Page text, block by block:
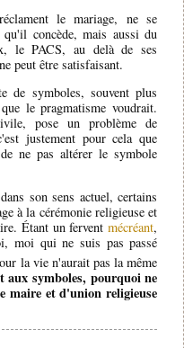
le mariage, ne se
qu'il concède, mais aussi du
le PACS, au delà de ses
peut être satisfaisant.
de symboles, souvent plus
le pragmatisme voudrait.
pose un problème de
justement pour cela que
ne pas altérer le symbole
son sens actuel, certains
à la cérémonie religieuse et
Étant un ferventmécréant,
moi qui ne suis pas passé
la vie n'aurait pas la même
aux symboles, pourquoi ne
maire et d'union religieuse